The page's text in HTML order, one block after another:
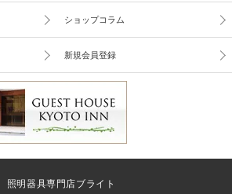
ショップコラム
新規会員登録
照明器具専門店ブライト